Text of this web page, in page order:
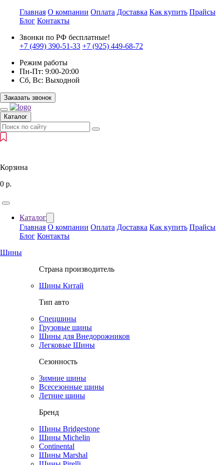
Главная О компании Оплата Доставка Как купить Прайсы
Блог Контакты
Звонки по РФ бесплатные!
+7 (499) 390-51-33 +7 (925) 449-68-72
Режим работы
Пн-Пт: 9:00-20:00
Сб, Вс: Выходной
Заказать звонок
Каталог
Корзина
0 р.
Каталог
Главная О компании Оплата Доставка Как купить Прайсы
Блог Контакты
Шины
Страна производитель
Шины Китай
Тип авто
Спецшины
Грузовые шины
Шины для Внедорожников
Легковые Шины
Сезонность
Зимние шины
Всесезонные шины
Летние шины
Бренд
Шины Bridgestone
Шины Michelin
Continental
Шины Marshal